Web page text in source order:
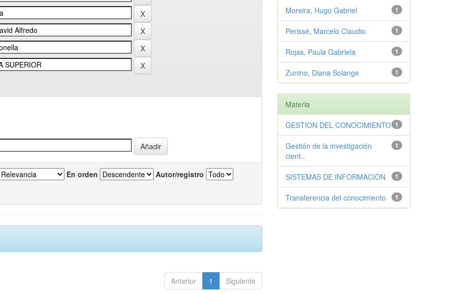
En orden Autor/registro
Anterior 1 Siguiente
1
Moreira, Hugo Gabriel
1
Perissé, Marcelo Claudio
1
Rojas, Paula Gabriela
1
Zunino, Diana Solange
Materia
1
GESTION DEL CONOCIMIENTO
1
Gestión de la investigación
cient...
1
SISTEMAS DE INFORMACION
1
Transferencia del conocimiento